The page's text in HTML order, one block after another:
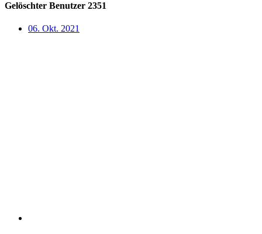
Gelöschter Benutzer 2351
06. Okt. 2021